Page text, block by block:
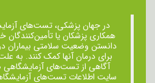
در جهان پزشکی، تست‌های
همکاری پزشکان یا
دانستن وضعیت سلامتی بیماران
برای درمان ‌آنها کمک کنند. به
آگاهی از تست‌های
سایت اطلاعات تست‌های